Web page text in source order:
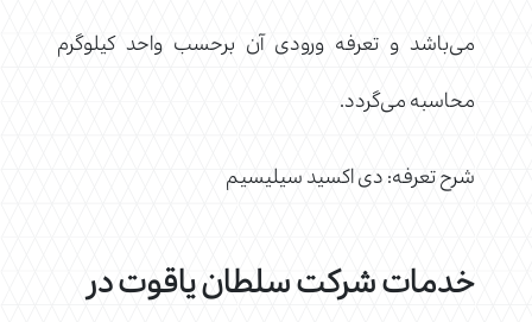
می‌باشد و تعرفه ورودی آن برحسب واحد کیلوگرم
محاسبه می‌گردد.
شرح تعرفه: دی اکسید سیلیسیم
خدمات شرکت سلطان یاقوت در